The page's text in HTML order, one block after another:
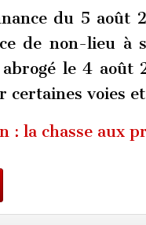
du 5 août
de non-lieu à
le 4
certaines voies
: la chasse aux